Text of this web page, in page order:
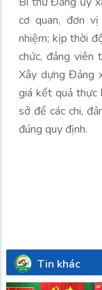
cơ quan, đơn
nhiệm; kịp thời
chức, đảng viên
Xây dựng Đảng
giá kết quả thực
sở để các chi,
đúng quy định.
Tin khác